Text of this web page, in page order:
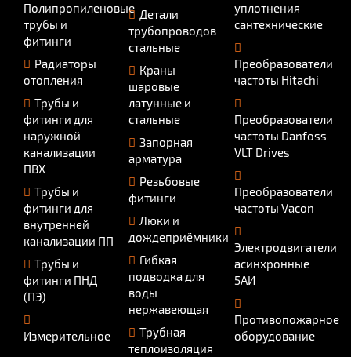
Полипропиленовые
трубы и
фитинги
Радиаторы
отопления
Трубы и
фитинги для
наружной
канализации
ПВХ
Трубы и
фитинги для
внутренней
канализации ПП
Трубы и
фитинги ПНД
(ПЭ)
Измерительное
Детали
трубопроводов
стальные
Краны
шаровые
латунные и
стальные
Запорная
арматура
Резьбовые
фитинги
Люки и
дождеприёмники
Гибкая
подводка для
воды
нержавеющая
Трубная
теплоизоляция
уплотнения
сантехнические
Преобразователи
частоты Hitachi
Преобразователи
частоты Danfoss
VLT Drives
Преобразователи
частоты Vacon
Электродвигатели
асинхронные
5АИ
Противопожарное
оборудование